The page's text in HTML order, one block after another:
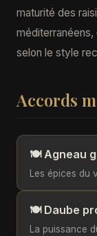
maturité des
selon le style
Accords
🍽️ Agneau
Les épices
🍽️ Daube
La puissance